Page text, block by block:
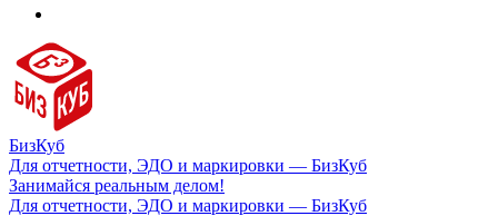
БизКуб
Для отчетности, ЭДО и маркировки — БизКуб
Занимайся реальным делом!
Для отчетности, ЭДО и маркировки — БизКуб